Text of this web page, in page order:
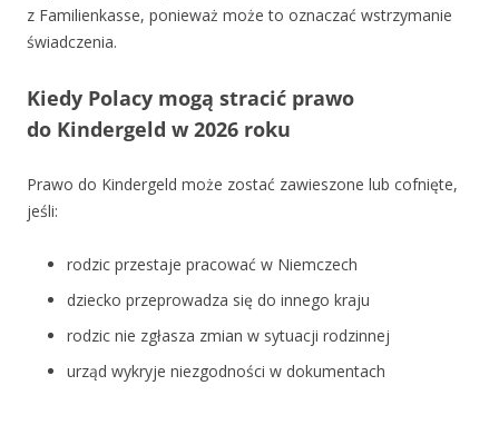
z Familienkasse, ponieważ może to oznaczać wstrzymanie
świadczenia.
Kiedy Polacy mogą stracić prawo
do Kindergeld w 2026 roku
Prawo do Kindergeld może zostać zawieszone lub cofnięte,
jeśli:
rodzic przestaje pracować w Niemczech
dziecko przeprowadza się do innego kraju
rodzic nie zgłasza zmian w sytuacji rodzinnej
urząd wykryje niezgodności w dokumentach